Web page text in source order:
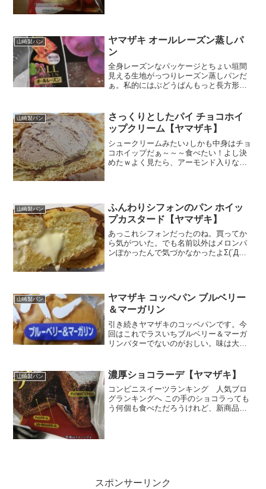
山崎製パン
ヤマザキ オールレーズン蒸しパ
ン
全身レーズンなパッケージとちょい垣間
見える生地がっつりレーズン蒸しパンだ
ぁ。私的にはぶどうぱんもっと長方形で
まるで無視をつぶした跡みたいにぶどう
の果肉が手につく。なつか...
山崎製パン
さっくりとしたパイ チョコホイ
ップクリーム【ヤマザキ】
シュークリームみたい♪しかも中身はチョ
コホイップだぁ～～～食べたい！よし決
めたｗよく見たら、アーモンド入りなん
山崎製パン
ふんわりシフォンのパン ホイッ
プカスタード【ヤマザキ】
あっこれシフォンだったのね。買ってか
ら気がついた。でも名前以外はメロンパ
ンぽかったんで気づかなかったよΣ(´Д
は。ぷぷ(*´艸`*...
山崎製パン
ヤマザキ コッペパン ブルベリー
＆マーガリン
引き続きヤマザキのコッペパンです。今
回はこれでラスいちブルベリー＆マーガ
リンバターでないのがおしい。味は大方
ペパンだけに、ふかふか生地な見た目中
身チェックしやすさも魅力...
山崎製パン 濃厚ショコラーデ【ヤマザキ】
コンビニスイーツランキング 人気ブロ
グランキングへ この手のショコラっても
う何個も食べただろうけれど、新商品と
スポンサーリンク